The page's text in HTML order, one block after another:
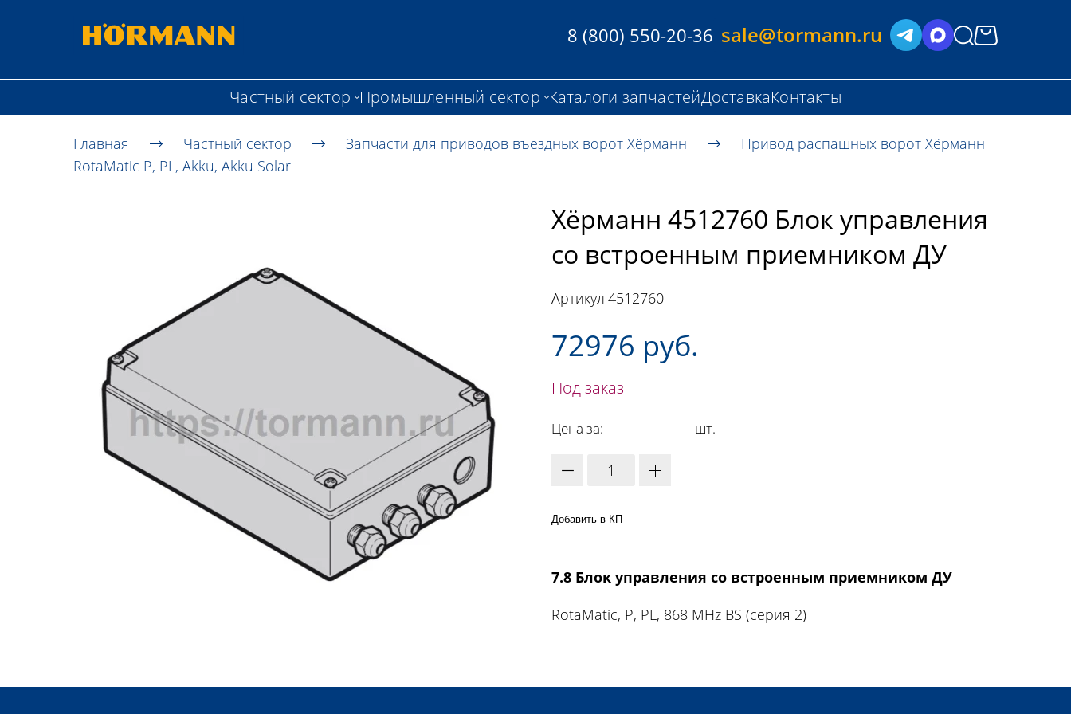
8 (800) 550-20-36 sale@tormann.ru
Частный сектор Промышленный сектор Каталоги запчастейДоставкаКонтакты
Главная Частный сектор Запчасти для приводов въездных ворот Хёрманн
Привод распашных ворот Хёрманн
RotaMatic P, PL, Akku, Akku Solar
Хёрманн 4512760 Блок управления
со встроенным приемником ДУ
Артикул 4512760
72976 руб.
Под заказ
Цена за: шт.
Добавить в КП
7.8 Блок управления со встроенным приемником ДУ
RotaMatic, P, PL, 868 MHz BS (серия 2)